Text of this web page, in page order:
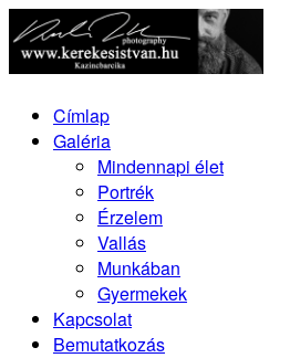
Címlap
Galéria
Mindennapi élet
Portrék
Érzelem
Vallás
Munkában
Gyermekek
Kapcsolat
Bemutatkozás